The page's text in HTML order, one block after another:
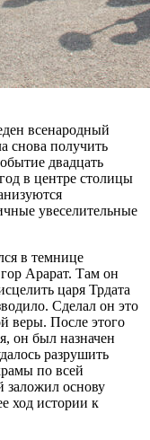
всенародный
снова получить
двадцать
в центре столицы
увеселительные
в темнице
Арарат. Там он
царя Трдата
Сделал он это
веры. После этого
он был назначен
разрушить
по всей
основу
ход истории к